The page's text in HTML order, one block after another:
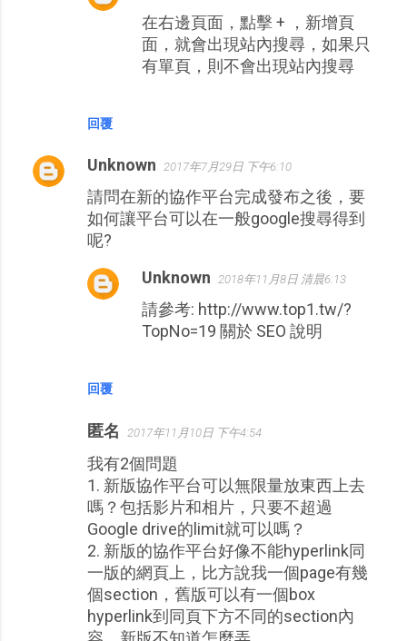
回覆
在右邊頁面，點擊 + ，新增頁
面，就會出現站內搜尋，如果只
有單頁，則不會出現站內搜尋
Unknown 2017年7月29日 下午6:10
請問在新的協作平台完成發布之後，要
如何讓平台可以在一般google搜尋得到
呢?
回覆
Unknown 2018年11月8日 清晨6:13
請參考: http://www.top1.tw/?
TopNo=19 關於 SEO 說明
匿名 2017年11月10日 下午4:54
我有2個問題
1. 新版協作平台可以無限量放東西上去
嗎？包括影片和相片，只要不超過
Google drive的limit就可以嗎？
2. 新版的協作平台好像不能hyperlink同
一版的網頁上，比方說我一個page有幾
個section，舊版可以有一個box
hyperlink到同頁下方不同的section內